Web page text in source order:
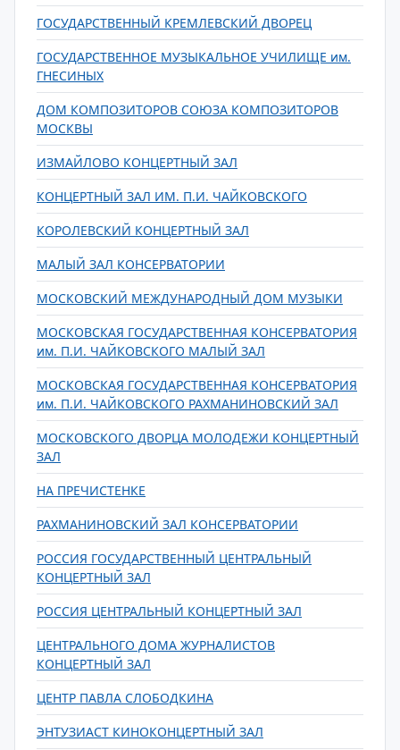
ГОСУДАРСТВЕННЫЙ КРЕМЛЕВСКИЙ ДВОРЕЦ
ГОСУДАРСТВЕННОЕ МУЗЫКАЛЬНОЕ УЧИЛИЩЕ им.
ГНЕСИНЫХ
ДОМ КОМПОЗИТОРОВ СОЮЗА КОМПОЗИТОРОВ
МОСКВЫ
ИЗМАЙЛОВО КОНЦЕРТНЫЙ ЗАЛ
КОНЦЕРТНЫЙ ЗАЛ ИМ. П.И. ЧАЙКОВСКОГО
КОРОЛЕВСКИЙ КОНЦЕРТНЫЙ ЗАЛ
МАЛЫЙ ЗАЛ КОНСЕРВАТОРИИ
МОСКОВСКИЙ МЕЖДУНАРОДНЫЙ ДОМ МУЗЫКИ
МОСКОВСКАЯ ГОСУДАРСТВЕННАЯ КОНСЕРВАТОРИЯ
им. П.И. ЧАЙКОВСКОГО МАЛЫЙ ЗАЛ
МОСКОВСКАЯ ГОСУДАРСТВЕННАЯ КОНСЕРВАТОРИЯ
им. П.И. ЧАЙКОВСКОГО РАХМАНИНОВСКИЙ ЗАЛ
МОСКОВСКОГО ДВОРЦА МОЛОДЕЖИ КОНЦЕРТНЫЙ
ЗАЛ
НА ПРЕЧИСТЕНКЕ
РАХМАНИНОВСКИЙ ЗАЛ КОНСЕРВАТОРИИ
РОССИЯ ГОСУДАРСТВЕННЫЙ ЦЕНТРАЛЬНЫЙ
КОНЦЕРТНЫЙ ЗАЛ
РОССИЯ ЦЕНТРАЛЬНЫЙ КОНЦЕРТНЫЙ ЗАЛ
ЦЕНТРАЛЬНОГО ДОМА ЖУРНАЛИСТОВ
КОНЦЕРТНЫЙ ЗАЛ
ЦЕНТР ПАВЛА СЛОБОДКИНА
ЭНТУЗИАСТ КИНОКОНЦЕРТНЫЙ ЗАЛ